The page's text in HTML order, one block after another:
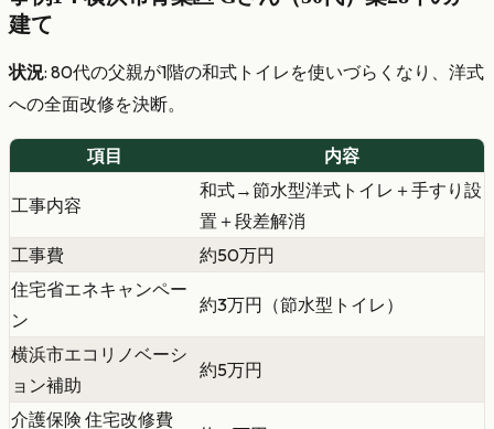
建て
状況: 80代の父親が1階の和式トイレを使いづらくなり、洋式
への全面改修を決断。
項目 内容
工事内容
和式→節水型洋式トイレ＋手すり設
置＋段差解消
工事費
約50万円
住宅省エネキャンペー
ン
約3万円（節水型トイレ）
横浜市エコリノベーシ
ョン補助
約5万円
介護保険 住宅改修費